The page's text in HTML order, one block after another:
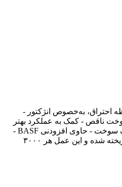
احتراق، به‌خصوص انژکتور -
ناقص - کمک به عملکرد بهتر
سیستم احتراق - کاهش مصرف سوخت - حاوی افزودنی BASF -
هر قوطی درون یک باک بنزین ریخته شده و این عمل هر ۳۰۰۰